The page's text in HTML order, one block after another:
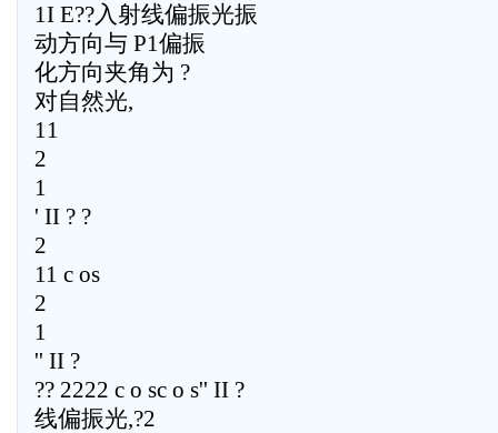
1I E??入射线偏振光振
动方向与 P1偏振
化方向夹角为 ?
对自然光,
11
2
1
' II ? ?
2
11 c os
2
1
'' II ?
?? 2222 c o sc o s'' II ?
线偏振光,?2